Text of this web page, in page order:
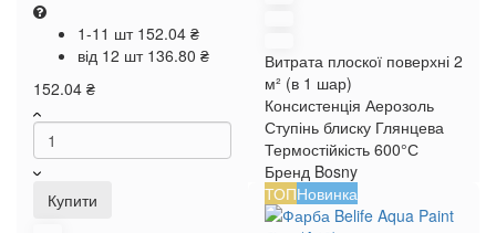
1-11 шт 152.04 ₴
від 12 шт 136.80 ₴
152.04 ₴
Купити
Витрата плоскої поверхні 2
м² (в 1 шар)
Консистенція Аерозоль
Ступінь блиску Глянцева
Термостійкість 600°С
Бренд Bosny
ТОПНовинка